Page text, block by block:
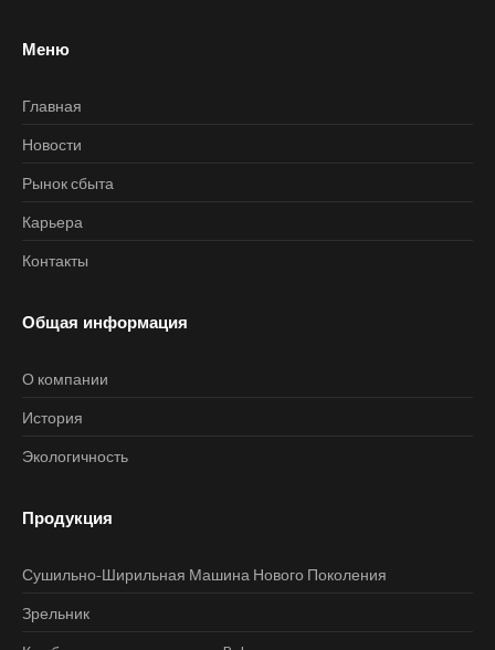
Меню
Главная
Новости
Рынок сбыта
Карьера
Контакты
Общая информация
О компании
История
Экологичность
Продукция
Сушильно-Ширильная Машина Нового Поколения
Зрельник